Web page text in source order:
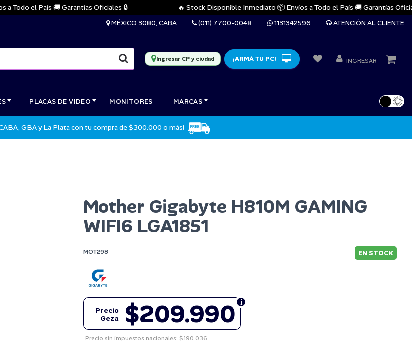
el País 🚚 Garantías Oficiales 🔒 🔥 Stock Disponible Inmediato 📦 Envíos a Todo el País 🚚 Garantías Oficiales
MÉXICO 3080, CABA (011) 7700-0048 1131342596 ATENCIÓN AL CLIENTE
Ingresar CP y ciudad ¡ARMÁ TU PC! INGRESAR
PLACAS DE VIDEO MONITORES MARCAS
GBA y La Plata con tu compra de $300.000 o más!
Mother Gigabyte H810M GAMING
WIFI6 LGA1851
MOT298 EN STOCK
$209.990
Precio
Geza
Precio sin impuestos nacionales: $190.036